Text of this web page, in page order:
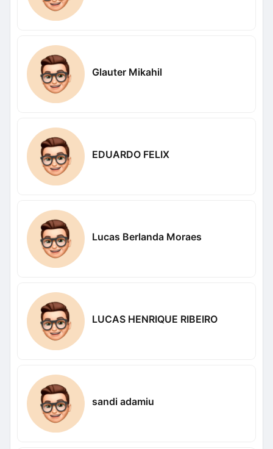
Glauter Mikahil
EDUARDO FELIX
Lucas Berlanda Moraes
LUCAS HENRIQUE RIBEIRO
sandi adamiu